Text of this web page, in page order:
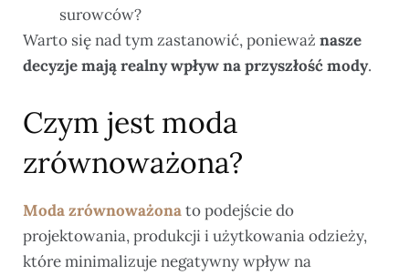
surowców?
Warto się nad tym zastanowić, ponieważ nasze
decyzje mają realny wpływ na przyszłość mody.
Czym jest moda
zrównoważona?
Moda zrównoważonato podejście do
projektowania, produkcji i użytkowania odzieży,
które minimalizuje negatywny wpływ na